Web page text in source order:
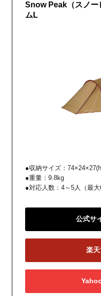
Snow Peak（スノ
ムL
●収納サイズ：
●重量：9.8kg
●対応人数：4～5人（最大
公式サ
楽